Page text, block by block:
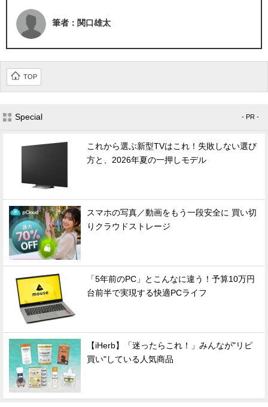
筆者：関口雄太
TOP
Special - PR -
これから選ぶ新型TVはこれ！失敗しない選び
方と、2026年夏の一押しモデル
スマホの写真／動画をもう一段安全に 買い切
りクラウドストレージ
「5年前のPC」とこんなに違う！予算10万円
台前半で実現する快適PCライフ
【iHerb】「迷ったらこれ！」みんなが"リピ
買い"している人気商品